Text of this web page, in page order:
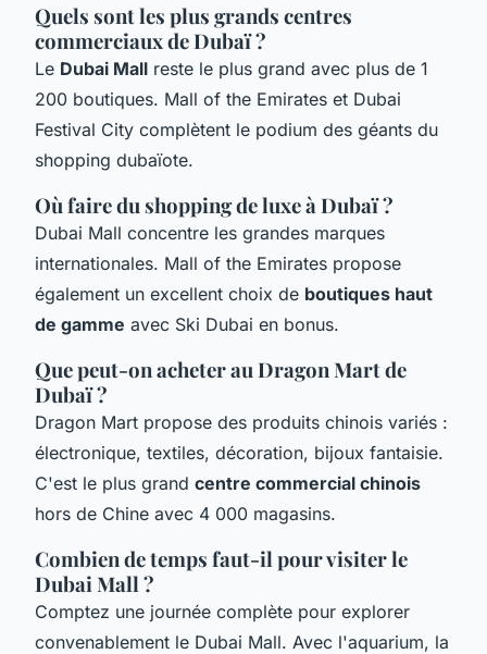
Quels sont les plus grands centres
commerciaux de Dubaï ?
Le Dubai Mall reste le plus grand avec plus de 1
200 boutiques. Mall of the Emirates et Dubai
Festival City complètent le podium des géants du
shopping dubaïote.
Où faire du shopping de luxe à Dubaï ?
Dubai Mall concentre les grandes marques
internationales. Mall of the Emirates propose
également un excellent choix de boutiques haut
de gamme avec Ski Dubai en bonus.
Que peut-on acheter au Dragon Mart de
Dubaï ?
Dragon Mart propose des produits chinois variés :
électronique, textiles, décoration, bijoux fantaisie.
C'est le plus grand centre commercial chinois
hors de Chine avec 4 000 magasins.
Combien de temps faut-il pour visiter le
Dubai Mall ?
Comptez une journée complète pour explorer
convenablement le Dubai Mall. Avec l'aquarium, la